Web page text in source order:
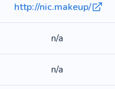
http://nic.makeup/
n/a
n/a